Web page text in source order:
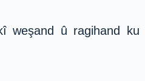
weşand û ragihand